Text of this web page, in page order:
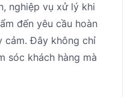
nghiệp vụ xử lý khi
đến yêu cầu hoàn
cảm. Đây không chỉ
sóc khách hàng mà